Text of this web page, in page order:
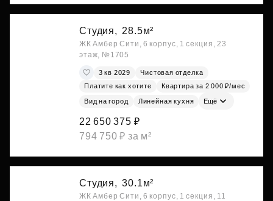
Студия, 28.5м²
ЖК Амбер Сити, 6 корпус, 1 секция, 23
этаж, №1705
3 кв 2029
Чистовая отделка
Платите как хотите
Квартира за 2 000 ₽/мес
Вид на город Линейная кухня Ещё
22 650 375 ₽
794 750 ₽ за м²
Студия, 30.1м²
ЖК Амбер Сити, 6 корпус, 1 секция, 11